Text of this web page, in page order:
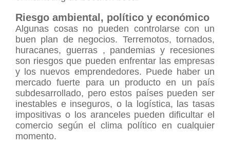
Riesgo ambiental, político y económico
Algunas cosas no pueden controlarse con un
buen plan de negocios. Terremotos, tornados,
huracanes, guerras , pandemias y recesiones
son riesgos que pueden enfrentar las empresas
y los nuevos emprendedores. Puede haber un
mercado fuerte para un producto en un país
subdesarrollado, pero estos países pueden ser
inestables e inseguros, o la logística, las tasas
impositivas o los aranceles pueden dificultar el
comercio según el clima político en cualquier
momento.